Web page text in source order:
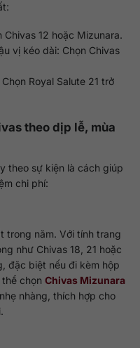
12 hoặc Mizunara.
vị kéo dài: Chọn Chivas
Royal Salute 21 trở
theo dịp lễ, mùa
theo sự kiện là cách giúp
chi phí:
trong năm. Với tính trang
như Chivas 18, 21 hoặc
đặc biệt nếu đi kèm hộp
chọn Chivas Mizunara
nhàng, thích hợp cho